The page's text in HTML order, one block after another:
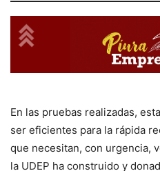
En las pruebas realizadas,
ser eficientes para la rápida
que necesitan, con urgencia,
la UDEP ha construido y